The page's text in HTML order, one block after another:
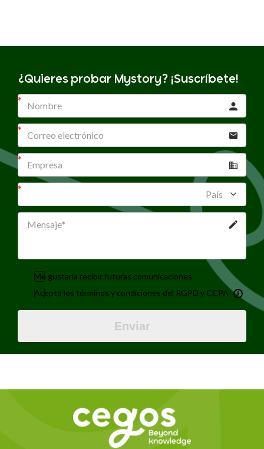
¿Quieres probar Mystory? ¡Suscríbete!
País
Me gustaría recibir futuras comunicaciones
Acepto los términos y condiciones del RGPD y CCPA
Enviar